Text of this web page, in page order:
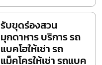
รับขุดร่องสวน
มุกดาหาร บริการ รถ
แบคโฮให้เช่า รถ
แม็คโครให้เช่า รถแบค